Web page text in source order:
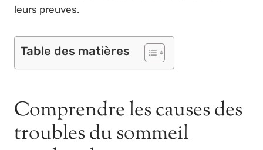
leurs preuves.
Table des matières
Comprendre les causes des
troubles du sommeil